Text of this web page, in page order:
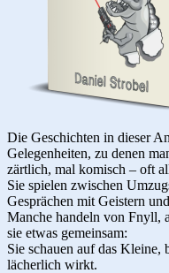
Die Geschichten in dieser
Gelegenheiten, zu denen
zärtlich, mal komisch – oft
Sie spielen zwischen
Gesprächen mit Geistern
Manche handeln von Fnyll,
sie etwas gemeinsam:
Sie schauen auf das
lächerlich wirkt.